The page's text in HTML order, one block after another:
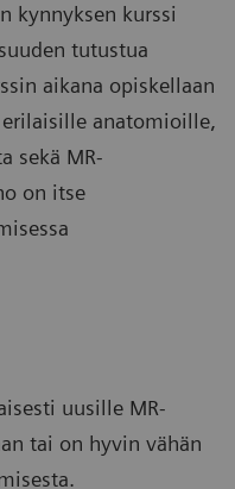
kynnyksen kurssi
tutustua
aikana opiskellaan
anatomioille,
sekä MR-
on itse
uusille MR-
tai on hyvin vähän